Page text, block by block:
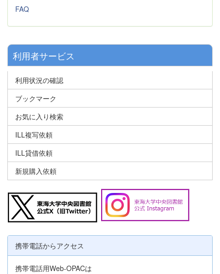
FAQ
利用者サービス
利用状況の確認
ブックマーク
お気に入り検索
ILL複写依頼
ILL貸借依頼
新規購入依頼
携帯電話からアクセス
携帯電話用Web-OPACは